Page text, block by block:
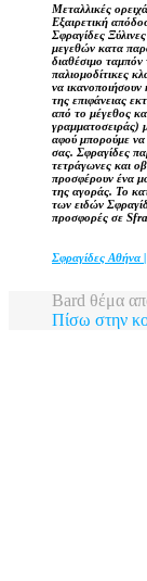
Μεταλλικές
Εξαιρετική
Σφραγίδες
μεγεθών κατα
διαθέσιμο
παλιομοδίτικες
να ικανοποιήσουν
της επιφάνειας
από το μέγεθος
γραμματοσειράς)
αφού μπορούμε να
σας. Σφραγίδες
τετράγωνες και
προσφέρουν ένα
της αγοράς. Το
των ειδών
προσφορές σε
Σφραγίδες Αθήνα
Bard θέμα
Πίσω στην